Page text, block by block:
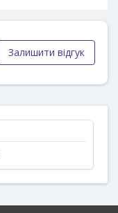
Залишити відгук